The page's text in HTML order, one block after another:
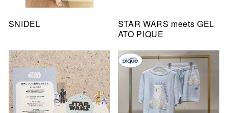
SNIDEL
STAR WARS meets GEL
ATO PIQUE